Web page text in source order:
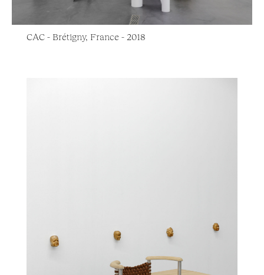
CAC - Brétigny, France - 2018